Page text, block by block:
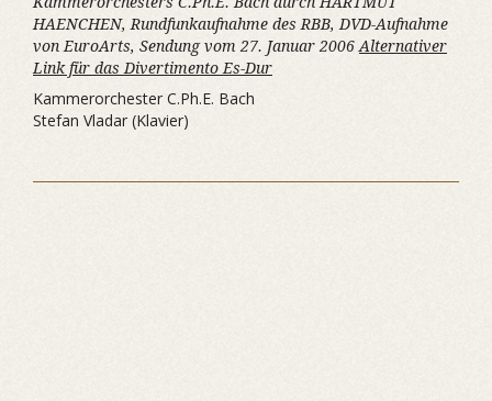
HAENCHEN, Rundfunkaufnahme des RBB, DVD-Aufnahme
von EuroArts, Sendung vom 27. Januar 2006 Alternativer
Link für das Divertimento Es-Dur
Kammerorchester C.Ph.E. Bach
Stefan Vladar (Klavier)